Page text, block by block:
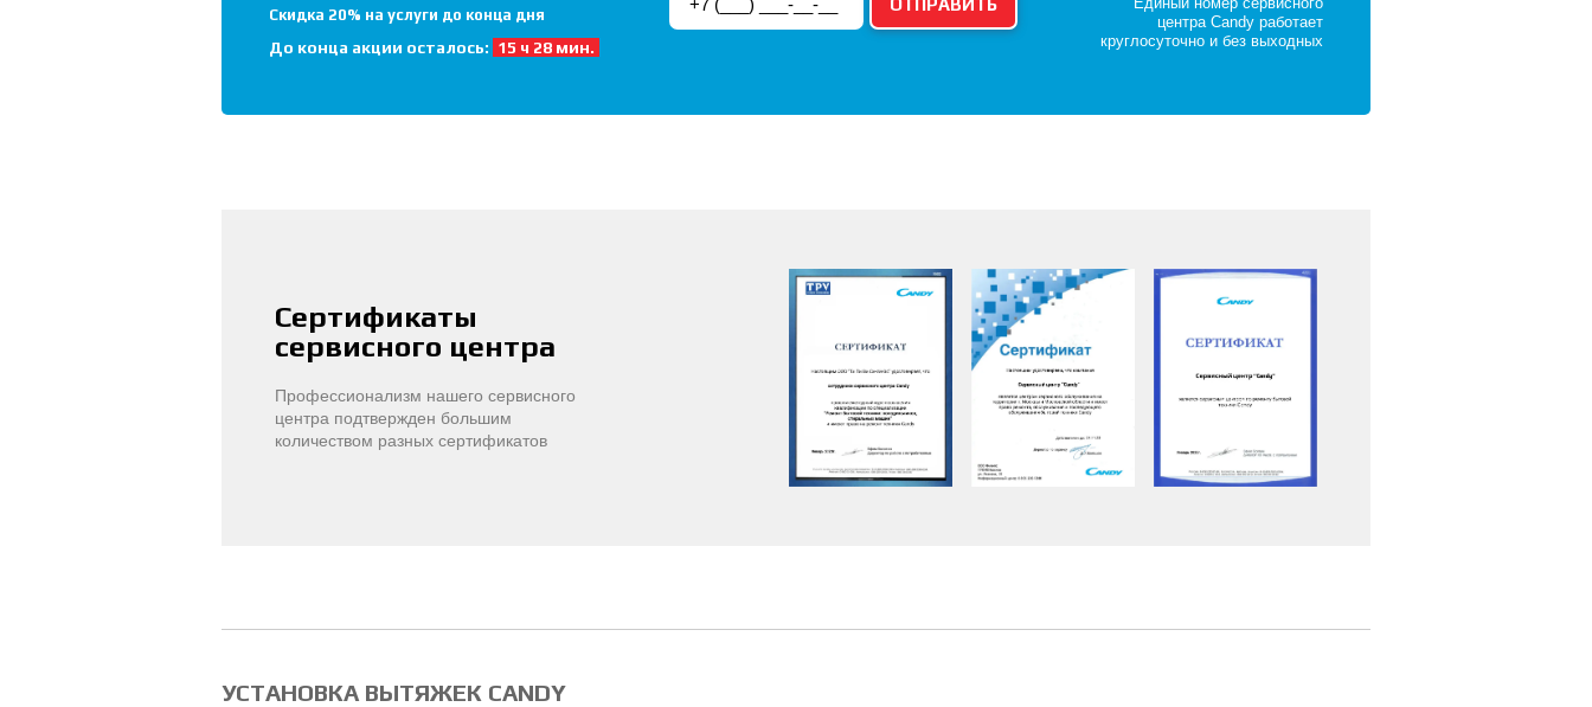
Скидка 20% на услуги до конца дня
До конца акции осталось: 15 ч 28 мин.
центра Candy работает
круглосуточно и без выходных
Сертификаты
сервисного центра
Профессионализм нашего сервисного
центра подтвержден большим
количеством разных сертификатов
УСТАНОВКА ВЫТЯЖЕК CANDY